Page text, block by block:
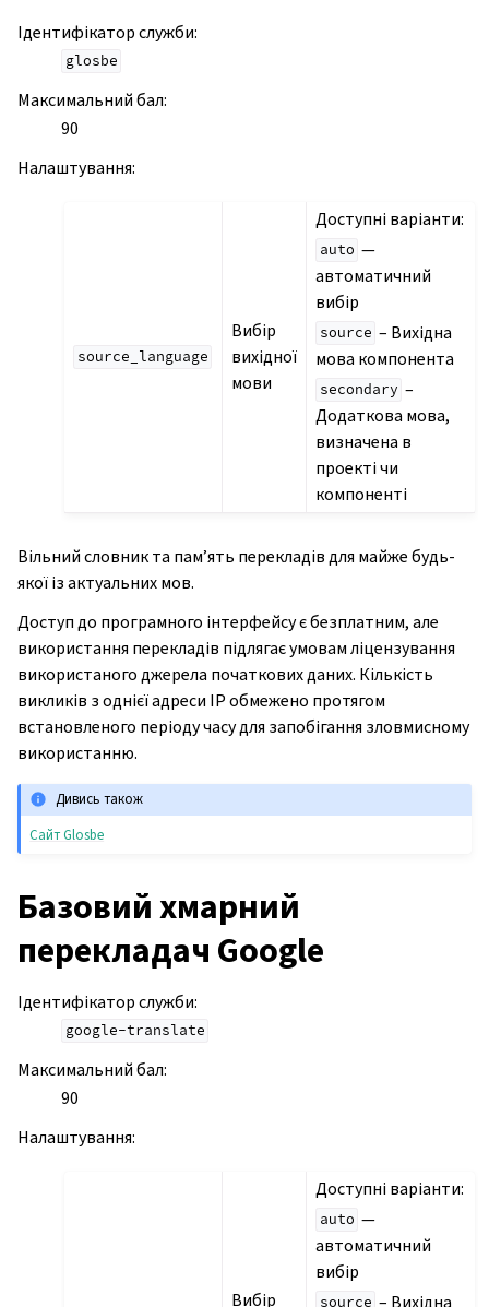
Ідентифікатор служби:
glosbe
Максимальний бал:
90
Налаштування:
source_language
Вибір
вихідної
мови
Доступні варіанти:
auto —
автоматичний
вибір
source – Вихідна
мова компонента
secondary –
Додаткова мова,
визначена в
проекті чи
компоненті
Вільний словник та пам’ять перекладів для майже будь-
якої із актуальних мов.
Доступ до програмного інтерфейсу є безплатним, але
використання перекладів підлягає умовам ліцензування
використаного джерела початкових даних. Кількість
викликів з однієї адреси IP обмежено протягом
встановленого періоду часу для запобігання зловмисному
використанню.
Дивись також
Сайт Glosbe
Базовий хмарний
перекладач Google
Ідентифікатор служби:
google-translate
Максимальний бал:
90
Налаштування:
Вибір
Доступні варіанти:
auto —
автоматичний
вибір
source – Вихідна